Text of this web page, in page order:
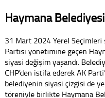
Haymana
31 Mart 2024 Yerel Seçimleri
Partisi yönetimine geçen
siyasi değişim yaşandı.
CHP’den istifa ederek AK
belediyenin siyasi çizgisi de
töreniyle birlikte Haymana